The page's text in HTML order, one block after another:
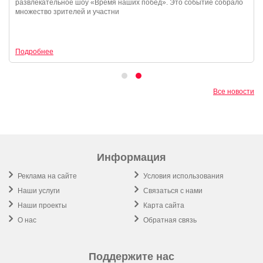
развлекательное шоу «Время наших побед». Это событие собрало
множество зрителей и участни
Подробнее
Все новости
Информация
Реклама на сайте
Наши услуги
Наши проекты
О нас
Условия использования
Связаться с нами
Карта сайта
Обратная связь
Поддержите нас